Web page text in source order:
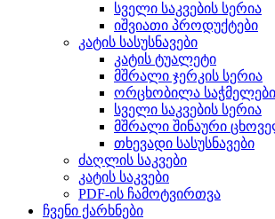
სველი საკვების სერია
იშვიათი პროდუქტები
კატის სასუსნავები
კატის ტუალეტი
მშრალი ჯერკის სერია
ორცხობილა საჭმელები
სველი საკვების სერია
მშრალი შინაური
თხევადი სასუსნავები
ძაღლის საკვები
კატის საკვები
PDF-ის ჩამოტვირთვა
ჩვენი ქარხნები